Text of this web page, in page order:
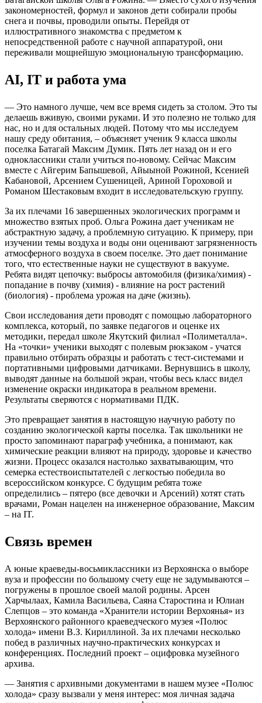
закономерностей, формул и законов дети собирали пробы
снега и почвы, проводили опыты. Перейдя от
иллюстративного знакомства с предметом к
непосредственной работе с научной аппаратурой, они
переживали мощнейшую эмоциональную трансформацию.
АI, IT и работа ума
— Это намного лучше, чем все время сидеть за столом. Это ты
делаешь вживую, своими руками. И это полезно не только для
нас, но и для остальных людей. Потому что мы исследуем
нашу среду обитания, – объясняет ученик 9 класса школы
поселка Батагай Максим Думик. Пять лет назад он и его
одноклассники стали учиться по-новому. Сейчас Максим
вместе с Айгерим Бапышевой, Айыыной Рожиной, Ксенией
Кабановой, Арсением Сушеницей, Ариной Гороховой и
Романом Шестаковым входит в исследовательскую группу.
За их плечами 16 завершенных экологических программ и
множество взятых проб. Ольга Рожина дает ученикам не
абстрактную задачу, а проблемную ситуацию. К примеру, при
изучении темы воздуха и воды они оценивают загрязненность
атмосферного воздуха в своем поселке. Это дает понимание
того, что естественные науки не существуют в вакууме.
Ребята видят цепочку: выбросы автомобиля (физика/химия) -
попадание в почву (химия) - влияние на рост растений
(биология) - проблема урожая на даче (жизнь).
Свои исследования дети проводят с помощью лабораторного
комплекса, который, по заявке педагогов и оценке их
методики, передал школе Якутский филиал «Полиметалла».
На «точки» ученики выходят с полевым рюкзаком - учатся
правильно отбирать образцы и работать с тест-системами и
портативными цифровыми датчиками. Вернувшись в школу,
выводят данные на большой экран, чтобы весь класс видел
изменение окраски индикатора в реальном времени.
Результаты сверяются с нормативами ПДК.
Это превращает занятия в настоящую научную работу по
созданию экологической карты поселка. Так школьники не
просто запоминают параграф учебника, а понимают, как
химические реакции влияют на природу, здоровье и качество
жизни. Процесс оказался настолько захватывающим, что
семерка естествоиспытателей с легкостью победила во
всероссийском конкурсе. С будущим ребята тоже
определились – пятеро (все девочки и Арсений) хотят стать
врачами, Роман нацелен на инженерное образование, Максим
– на IT.
Связь времен
А юные краеведы-восьмиклассники из Верхоянска о выборе
вуза и профессии по большому счету еще не задумываются –
погружены в прошлое своей малой родины. Арсен
Харчылаах, Камила Васильева, Саяна Старостина и Юлиан
Слепцов – это команда «Хранители истории Верхоянья» из
Верхоянского районного краеведческого музея «Полюс
холода» имени В.З. Кириллиной. За их плечами несколько
побед в различных научно-практических конкурсах и
конференциях. Последний проект – оцифровка музейного
архива.
— Занятия с архивными документами в нашем музее «Полюс
холода» сразу вызвали у меня интерес: моя личная задача